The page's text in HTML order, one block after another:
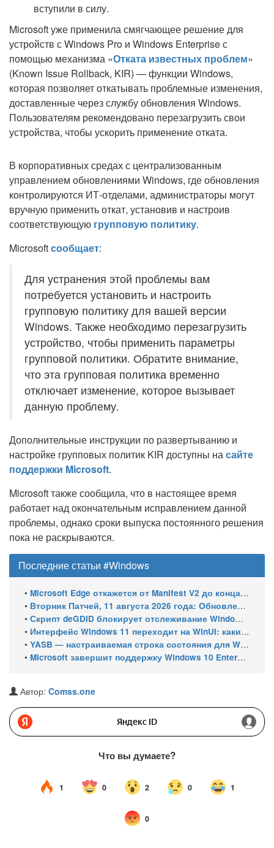
вступили в силу.
Microsoft уже применила смягчающее решение для
устройств с Windows Pro и Windows Enterprise с
помощью механизма «Отката известных проблем»
(Known Issue Rollback, KIR) — функции Windows,
которая позволяет откатывать проблемные изменения,
доставленные через службу обновления Windows.
Пользователям рекомендовано перезагрузить свои
устройства, чтобы ускорить применение отката.
В корпоративных средах с централизованным
управлением обновлениями Windows, где обновления
контролируются ИТ-отделами, администраторы могут
вручную применить откат, установив и настроив
соответствующую групповую политику.
Microsoftсообщает:
Для устранения этой проблемы вам
потребуется установить и настроить
групповую политику для вашей версии
Windows. Также необходимо перезагрузить
устройство, чтобы применить параметры
групповой политики. Обратите внимание,
что эта групповая политика временно
отключает изменение, которое вызывает
данную проблему.
Дополнительные инструкции по развертыванию и
настройке групповых политик KIR доступны насайте
поддержки Microsoft.
Microsoft также сообщила, что в настоящее время
работает над окончательным исправлением данной
проблемы, однако сроки выпуска постоянного решения
пока не раскрываются.
Последние статьи #Windows
• Microsoft Edge откажется от Manifest V2 до конца 2026 года – классический uBlock Origin перестанет работать
• Вторник Патчей, 11 августа 2026 года: Обновления безопасности для Windows 11 (включая KB5121003), ESU-обновления для Windows 10
• Скрипт deGDID блокирует отслеживание Windows по глобальному идентификатору устройства
• Интерфейс Windows 11 переходит на WinUI: какие системные элементы обновит Microsoft
• YASB — настраиваемая строка состояния для Windows с виджетами и поддержкой нескольких мониторов
• Microsoft завершит поддержку Windows 10 Enterprise LTSC 2021 в январе 2027 года. ESU продлят обновления до января 2030 года
Автор: Comss.one